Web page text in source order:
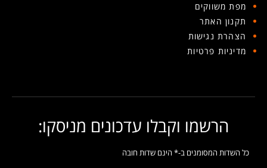
מפת משווקים
תקנון האתר
הצהרת נגישות
מדיניות פרטיות
הרשמו וקבלו עדכונים מניסקו:
כל השדות המסומנים ב-* הינם שדות חובה